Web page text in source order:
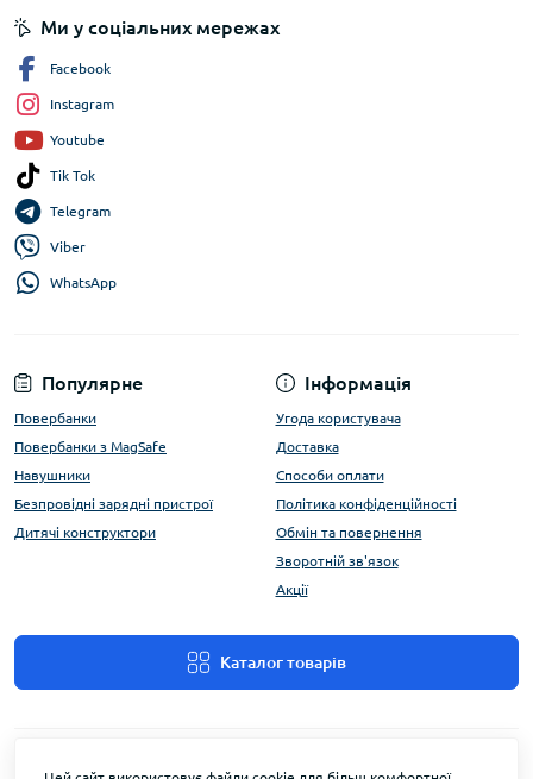
Популярне
Повербанки
Повербанки з MagSafe
Навушники
Безпровідні зарядні пристрої
Дитячі конструктори
Інформація
Угода користувача
Доставка
Способи оплати
Політика конфіденційності
Обмін та повернення
Зворотній зв'язок
Акції
Каталог товарів
Ми у соціальних мережах
Facebook
Instagram
Youtube
Tik Tok
Telegram
Viber
WhatsApp